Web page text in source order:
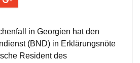
in Georgien hat den
(BND) in Erklärungsnöte
Resident des